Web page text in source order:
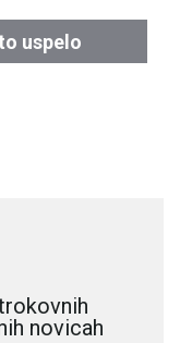
uspelo
novicah